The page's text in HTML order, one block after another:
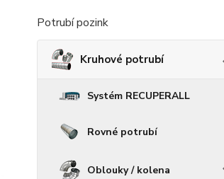
Potrubí pozink
Kruhové potrubí
Systém RECUPERALL
Rovné potrubí
Oblouky / kolena